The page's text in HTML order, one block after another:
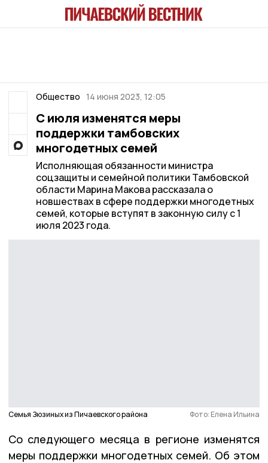
Общество 14 июня 2023, 12:05
С июля изменятся меры
поддержки тамбовских
многодетных семей
Исполняющая обязанности министра
соцзащиты и семейной политики Тамбовской
области Марина Макова рассказала о
новшествах в сфере поддержки многодетных
семей, которые вступят в законную силу с 1
июля 2023 года.
Семья Зюзиных из Пичаевского района Фото: Елена Ильина
Со следующего месяца в регионе изменятся
меры поддержки многодетных семей. Об этом